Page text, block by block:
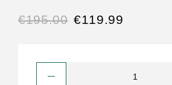
€195.00 €119.99